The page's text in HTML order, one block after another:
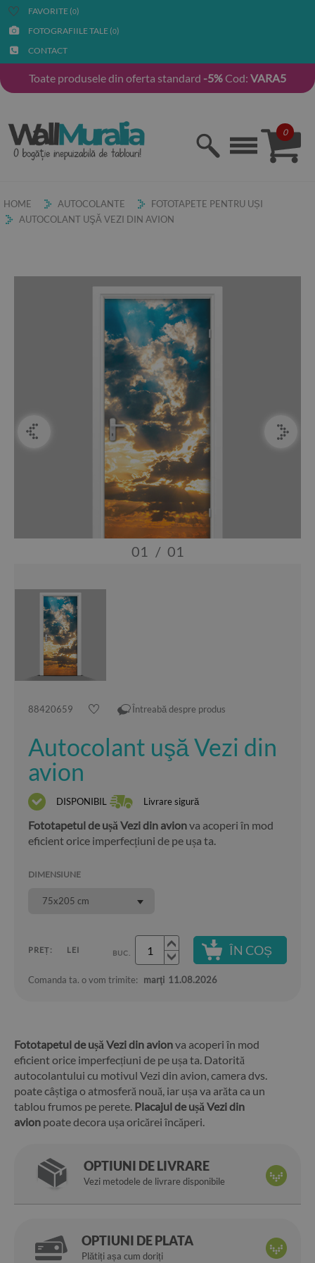
FAVORITE (0)
FOTOGRAFIILE TALE (0)
CONTACT
Toate produsele din oferta standard -5%Cod: VARA5
0
HOME AUTOCOLANTE
FOTOTAPETE PENTRU UȘI
AUTOCOLANT UŞĂ VEZI DIN AVION
01 / 01
88420659 Întreabă despre produs
Autocolant uşă Vezi din
avion
DISPONIBIL Livrare sigură
Fototapetul de ușă Vezi din avionva acoperi în mod
eficient orice imperfecțiuni de pe ușa ta.
DIMENSIUNE
75x205 cm
PREȚ: LEI BUC. ÎN COȘ
Comanda ta. o vom trimite: marţi 11.08.2026
Fototapetul de ușă Vezi din avionva acoperi în mod
eficient orice imperfecțiuni de pe ușa ta. Datorită
autocolantului cu motivul Vezi din avion, camera dvs.
poate câștiga o atmosferă nouă, iar ușa va arăta ca un
tablou frumos pe perete. Placajul de ușă Vezi din
avion poate decora ușa oricărei încăperi.
OPTIUNI DE LIVRARE
Vezi metodele de livrare disponibile
OPTIUNI DE PLATA
Plătiți așa cum doriți